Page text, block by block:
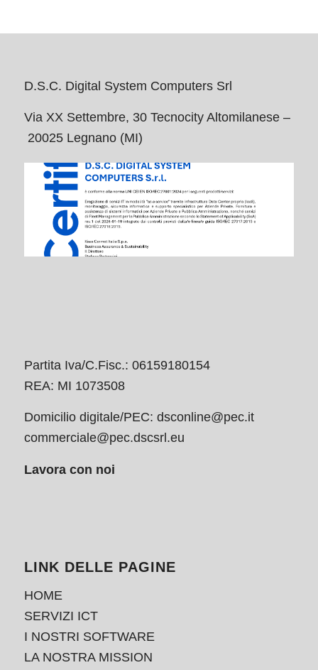
D.S.C. Digital System Computers Srl
Via XX Settembre, 30 Tecnocity Altomilanese –
20025 Legnano (MI)
Partita Iva/C.Fisc.: 06159180154
REA: MI 1073508
Domicilio digitale/PEC: dsconline@pec.it
commerciale@pec.dscsrl.eu
Lavora con noi
LINK DELLE PAGINE
HOME
SERVIZI ICT
I NOSTRI SOFTWARE
LA NOSTRA MISSION